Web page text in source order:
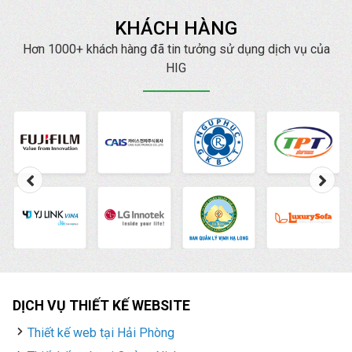
mang đến cho bạn
những lợi ích tuyệt vời
nghiệp, uy tín hàng đầu.
KHÁCH HÀNG
Hơn 1000+ khách hàng đã tin tưởng sử dụng dịch vụ của
HIG
DỊCH VỤ THIẾT KẾ WEBSITE
Thiết kế web tại Hải Phòng